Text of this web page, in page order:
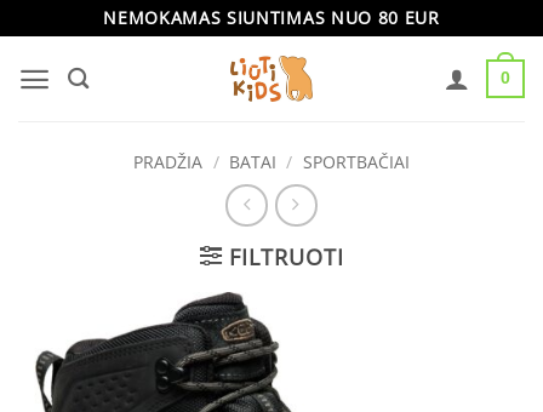
content
NEMOKAMAS SIUNTIMAS NUO 80 EUR
0
PRADŽIA / BATAI / SPORTBAČIAI
FILTRUOTI